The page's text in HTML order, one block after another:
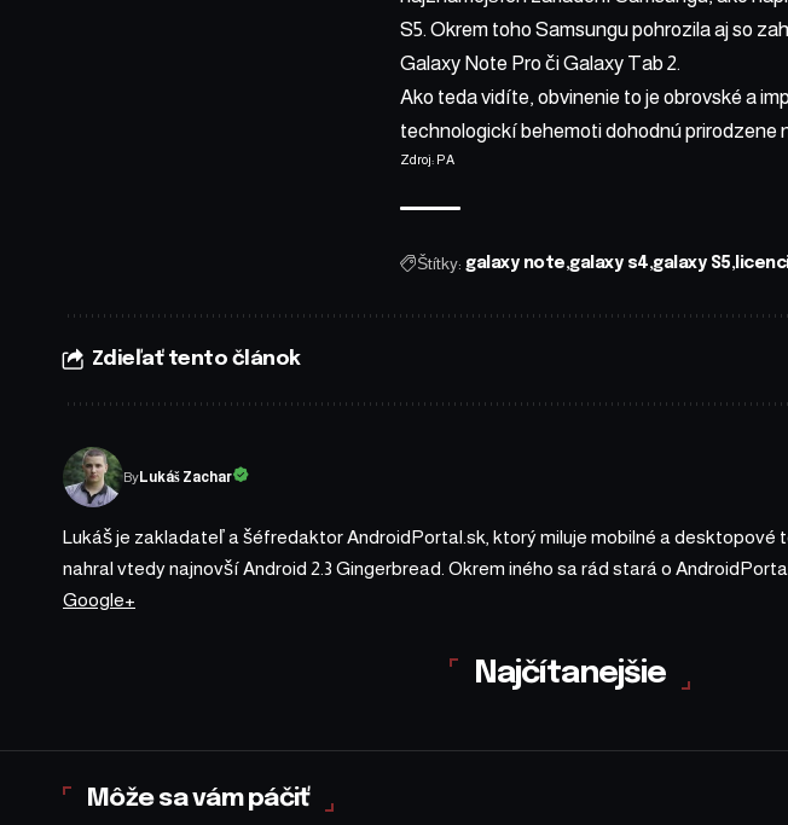
S5. Okrem toho Samsungu pohrozila aj so
Galaxy Note Pro či Galaxy Tab 2.
Ako teda vidíte, obvinenie to je obrovské a
technologickí behemoti dohodnú prirodzene
Zdroj: PA
Štítky: galaxy note galaxy s4 galaxy S5
Zdieľať tento článok
ByLukáš Zachar
Lukáš je zakladateľ a šéfredaktor AndroidPortal.sk, ktorý miluje mobilné a desktopové
nahral vtedy najnovší Android 2.3 Gingerbread. Okrem iného sa rád stará o
Google+
Najčítanejšie
Môže sa vám páčiť